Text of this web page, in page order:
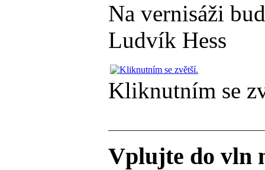
Na vernisáži
Ludvík Hess
Kliknutním se
Vplujte do vln